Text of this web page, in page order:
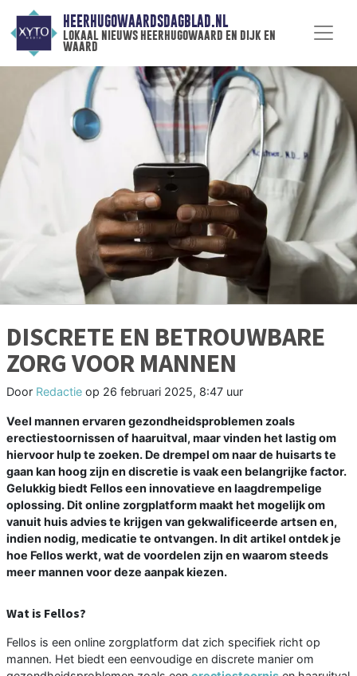
HEERHUGOWAARDSDAGBLAD.NL
lokaal nieuws heerhugowaard en dijk en
waard
DISCRETE EN BETROUWBARE
ZORG VOOR MANNEN
Door Redactie op 26 februari 2025, 8:47 uur
Veel mannen ervaren gezondheidsproblemen zoals
erectiestoornissen of haaruitval, maar vinden het lastig om
hiervoor hulp te zoeken. De drempel om naar de huisarts te
gaan kan hoog zijn en discretie is vaak een belangrijke factor.
Gelukkig biedt Fellos een innovatieve en laagdrempelige
oplossing. Dit online zorgplatform maakt het mogelijk om
vanuit huis advies te krijgen van gekwalificeerde artsen en,
indien nodig, medicatie te ontvangen. In dit artikel ontdek je
hoe Fellos werkt, wat de voordelen zijn en waarom steeds
meer mannen voor deze aanpak kiezen.
Wat is Fellos?
Fellos is een online zorgplatform dat zich specifiek richt op
mannen. Het biedt een eenvoudige en discrete manier om